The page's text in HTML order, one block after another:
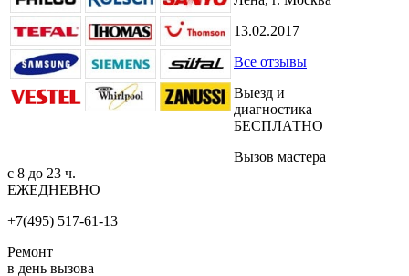
13.02.2017
Все отзывы
Выезд и
диагностика
БЕСПЛАТНО
Вызов мастера
с 8 до 23 ч.
ЕЖЕДНЕВНО
+7(495) 517-61-13
Ремонт
в день вызова